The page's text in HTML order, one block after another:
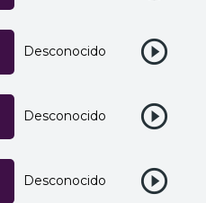
Desconocido
Desconocido
Desconocido